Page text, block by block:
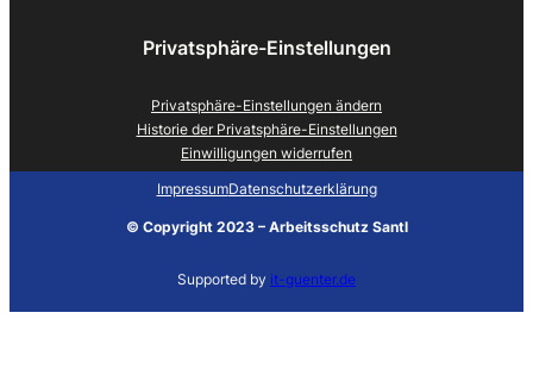
Privatsphäre-Einstellungen
Privatsphäre-Einstellungen ändern
Historie der Privatsphäre-Einstellungen
Einwilligungen widerrufen
ImpressumDatenschutzerklärung
© Copyright 2023 – Arbeitsschutz Santl
Supported by it-guenter.de